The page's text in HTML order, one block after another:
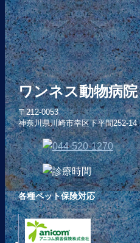
ワンネス動物病院
〒212-0053
神奈川県川崎市幸区下平間252-
各種ペット保険対応